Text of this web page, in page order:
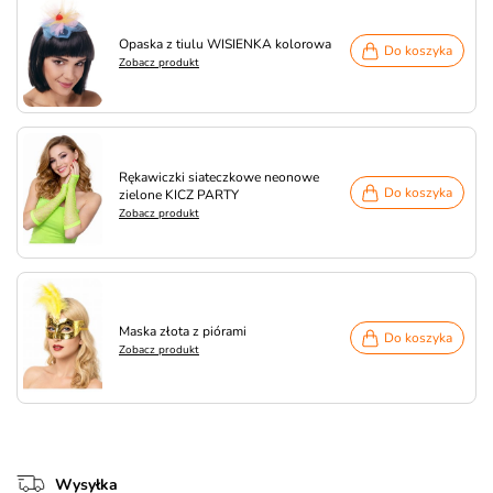
Opaska z tiulu WISIENKA kolorowa
Zobacz produkt
Do koszyka
Rękawiczki siateczkowe neonowe
zielone KICZ PARTY
Zobacz produkt
Do koszyka
Maska złota z piórami
Zobacz produkt
Do koszyka
Wysyłka